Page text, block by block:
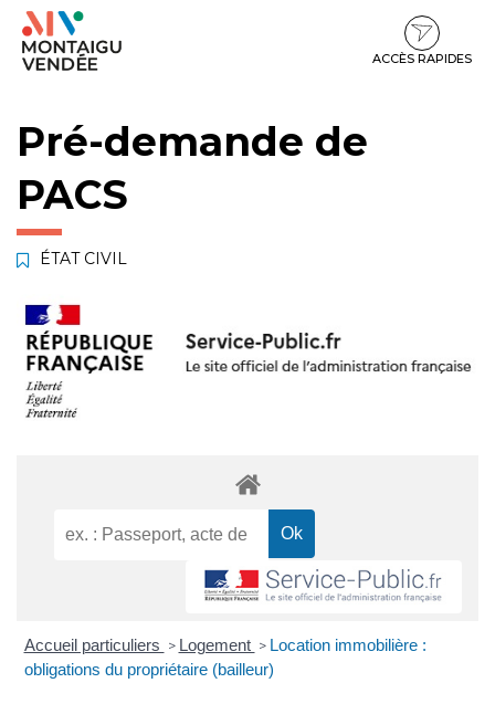
Gestion des traceurs
Aller
Aller
contenu
Aller
pied
ACCÈS RAPIDES
Pré-demande de
PACS
ÉTAT CIVIL
Accueil particuliers > Logement > Location immobilière :
obligations du propriétaire (bailleur)